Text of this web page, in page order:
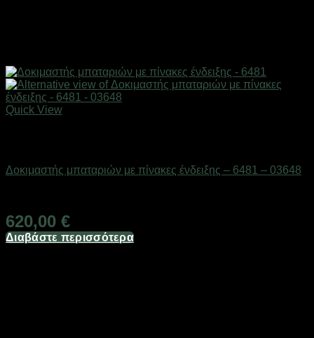
Quick View
Δοκιμαστής μπαταριών με πίνακες ένδειξης – 6481 – 03648
620,00 €
Διαβάστε περισσότερα